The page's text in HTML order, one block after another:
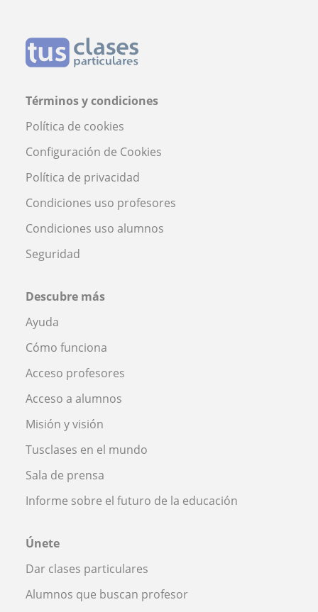
Términos y condiciones
Política de cookies
Configuración de Cookies
Política de privacidad
Condiciones uso profesores
Condiciones uso alumnos
Seguridad
Descubre más
Ayuda
Cómo funciona
Acceso profesores
Acceso a alumnos
Misión y visión
Tusclases en el mundo
Sala de prensa
Informe sobre el futuro de la educación
Únete
Dar clases particulares
Alumnos que buscan profesor